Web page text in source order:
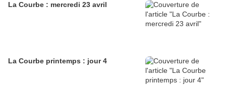
La Courbe : mercredi 23 avril
La Courbe printemps : jour 4